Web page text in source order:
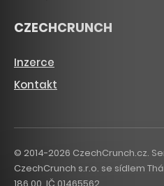
CZECHCRUNCH
Inzerce
Kontakt
© 2014-2026 CzechCrunch.cz.
CzechCrunch s.r.o. se sídlem